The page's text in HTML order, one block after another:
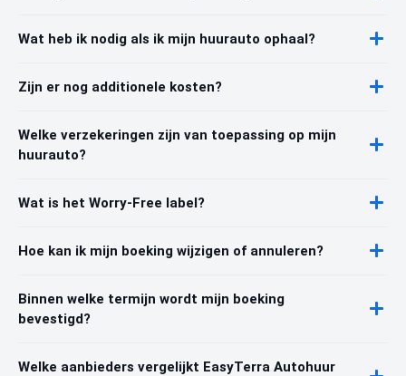
Wat heb ik nodig als ik mijn huurauto ophaal?
Zijn er nog additionele kosten?
Welke verzekeringen zijn van toepassing op mijn
huurauto?
Wat is het Worry-Free label?
Hoe kan ik mijn boeking wijzigen of annuleren?
Binnen welke termijn wordt mijn boeking
bevestigd?
Welke aanbieders vergelijkt EasyTerra Autohuur